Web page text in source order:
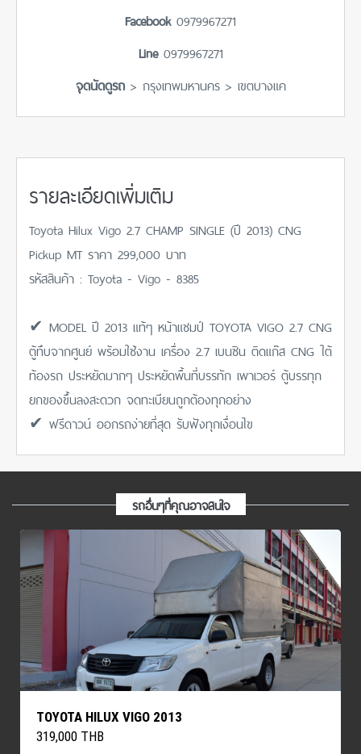
Facebook0979967271
Line0979967271
จุดนัดดูรถ> กรุงเทพมหานคร > เขตบางแค
รายละเอียดเพิ่มเติม
Toyota Hilux Vigo 2.7 CHAMP SINGLE (ปี 2013) CNG
Pickup MT ราคา 299,000 บาท
รหัสสินค้า : Toyota - Vigo - 8385
✔ MODEL ปี 2013 แท้ๆ หน้าแชมป์ TOYOTA VIGO 2.7 CNG
ตู้ทึบจากศูนย์ พร้อมใช้งาน เครื่อง 2.7 เบนซิน ติดแก๊ส CNG ใต้
ท้องรถ ประหยัดมากๆ ประหยัดพื้นที่บรรทัก เพาเวอร์ ตู้บรรทุก
ยกของขึ้นลงสะดวก จดทะเบียนถูกต้องทุกอย่าง
✔ ฟรีดาวน์ ออกรถง่ายที่สุด รับฟังทุกเงื่อนไข
รถอื่นๆที่คุณอาจสนใจ
TOYOTA HILUX VIGO 2013
319,000 THB